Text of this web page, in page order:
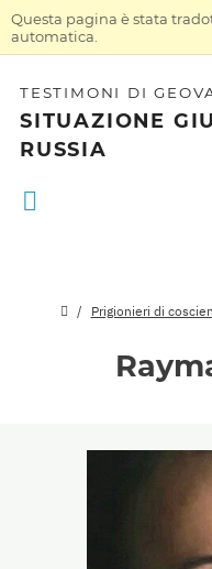
Questa pagina è stata
automatica.
TESTIMONI DI
SITUAZIONE
RUSSIA
Prigionieri di